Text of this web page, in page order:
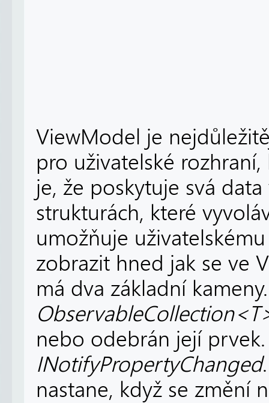
ViewModel je
pro uživatelské
je, že poskytuje svá
strukturách, které
umožňuje
zobrazit hned jak se ve
má dva základní
nebo odebrán její
INotifyPropertyChanged
nastane, když se změní